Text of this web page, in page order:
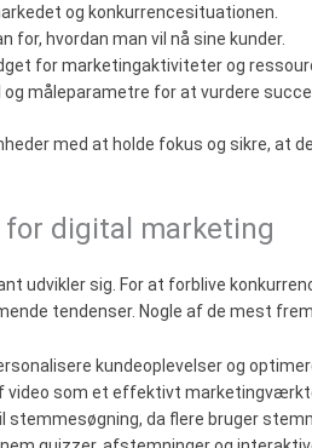
og konkurrencesituationen.
for, hvordan man vil nå sine kunder.
for marketingaktiviteter og
og måleparametre for at vurdere
med at holde fokus og sikre, at
digital marketing
udvikler sig. For at forblive
tendenser. Nogle af de mest
kundeoplevelser og
video som et effektivt
stemmesøgning, da flere bruger